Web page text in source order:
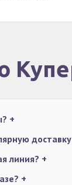
+
линия? +
+